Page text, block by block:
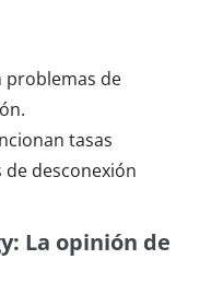
problemas de
tasas
desconexión
La opinión de